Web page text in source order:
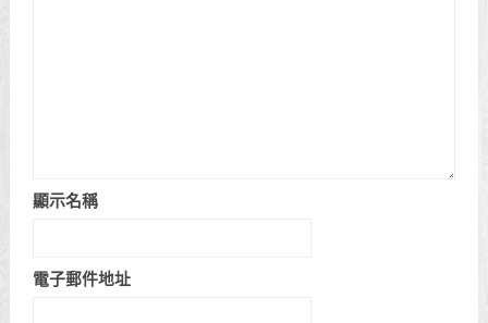
顯示名稱
電子郵件地址